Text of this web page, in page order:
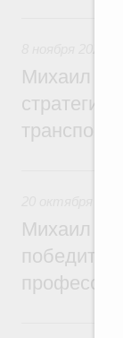
Михаил
Михаил